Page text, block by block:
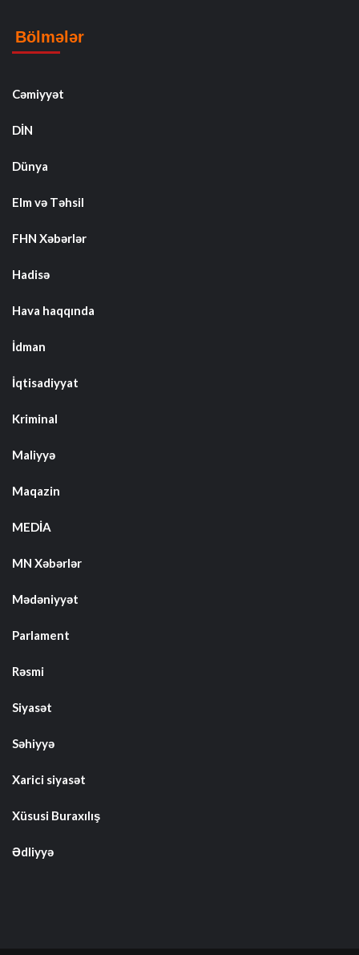
Bölmələr
Cəmiyyət
DİN
Dünya
Elm və Təhsil
FHN Xəbərlər
Hadisə
Hava haqqında
İdman
İqtisadiyyat
Kriminal
Maliyyə
Maqazin
MEDİA
MN Xəbərlər
Mədəniyyət
Parlament
Rəsmi
Siyasət
Səhiyyə
Xarici siyasət
Xüsusi Buraxılış
Ədliyyə